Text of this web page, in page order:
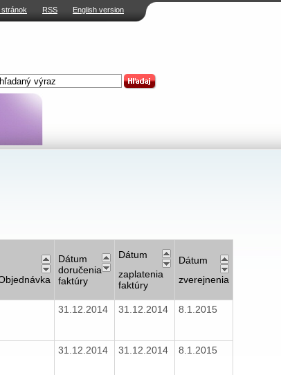
stránok RSS English version
Dátum
doručenia
faktúry
Dátum
zaplatenia
faktúry
Dátum
zverejnenia
31.12.2014 31.12.2014 8.1.2015
31.12.2014 31.12.2014 8.1.2015